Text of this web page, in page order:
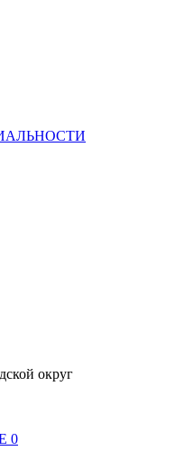
округ
0